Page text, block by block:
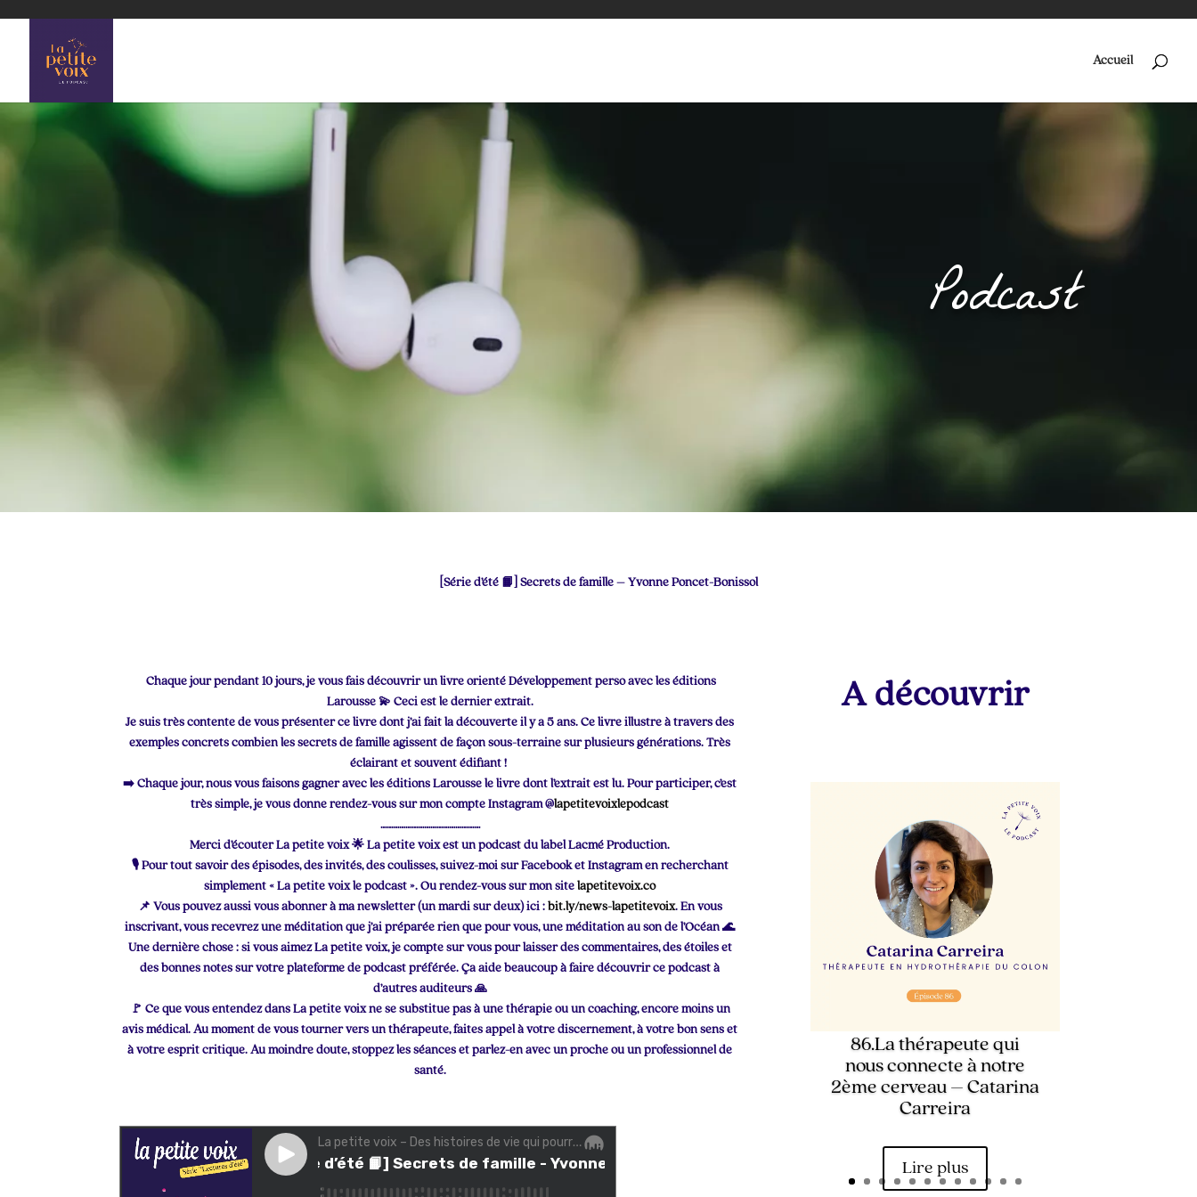
Accueil
Podcast
[Série d’été 📙] Secrets de famille – Yvonne Poncet-Bonissol
Chaque jour pendant 10 jours, je vous fais découvrir un livre orienté Développement perso avec les éditions
Larousse 💫 Ceci est le dernier extrait.
Je suis très contente de vous présenter ce livre dont j’ai fait la découverte il y a 5 ans. Ce livre illustre à travers des
exemples concrets combien les secrets de famille agissent de façon sous-terraine sur plusieurs générations. Très
éclairant et souvent édifiant !
➡️ Chaque jour, nous vous faisons gagner avec les éditions Larousse le livre dont l’extrait est lu. Pour participer, c’est
très simple, je vous donne rendez-vous sur mon compte Instagram @lapetitevoixlepodcast
…………………………………………
Merci d’écouter La petite voix 🌟 La petite voix est un podcast du label Lacmé Production.
🎙 Pour tout savoir des épisodes, des invités, des coulisses, suivez-moi sur Facebook et Instagram en recherchant
simplement « La petite voix le podcast ». Ou rendez-vous sur mon site lapetitevoix.co
📌 Vous pouvez aussi vous abonner à ma newsletter (un mardi sur deux) ici : bit.ly/news-lapetitevoix. En vous
inscrivant, vous recevrez une méditation que j’ai préparée rien que pour vous, une méditation au son de l’Océan 🌊
Une dernière chose : si vous aimez La petite voix, je compte sur vous pour laisser des commentaires, des étoiles et
des bonnes notes sur votre plateforme de podcast préférée. Ça aide beaucoup à faire découvrir ce podcast à
d’autres auditeurs 🙏
🚩 Ce que vous entendez dans La petite voix ne se substitue pas à une thérapie ou un coaching, encore moins un
avis médical. Au moment de vous tourner vers un thérapeute, faites appel à votre discernement, à votre bon sens et
à votre esprit critique. Au moindre doute, stoppez les séances et parlez-en avec un proche ou un professionnel de
santé.
A découvrir
86.La thérapeute qui
nous connecte à notre
2ème cerveau – Catarina
Carreira
Lire plus